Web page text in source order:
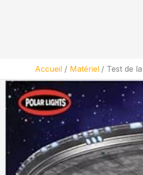
Accueil Matériel Test de